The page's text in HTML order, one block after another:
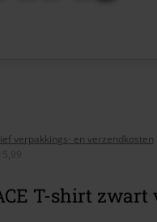
verpakkings- en verzendkosten
T-shirt